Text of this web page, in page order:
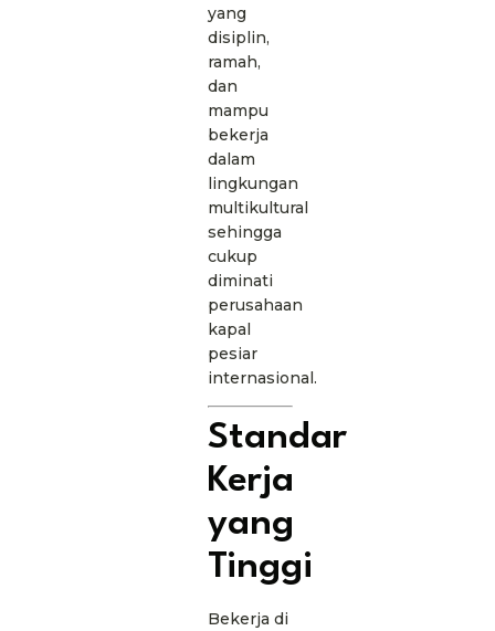
yang
disiplin,
ramah,
dan
mampu
bekerja
dalam
lingkungan
multikultural
sehingga
cukup
diminati
perusahaan
kapal
pesiar
internasional.
Standar
Kerja
yang
Tinggi
Bekerja di